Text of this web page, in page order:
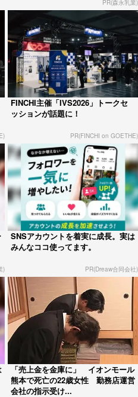
PR(森永乳業)
FINCHI主催「IVS2026」トークセ
ッションが話題に！
PR(FINCHI on GOETHE)
)
SNSアカウントを着実に成長。実は
みんなココ使ってます。
PR(Dreaw合同会社)
「売上金を金庫に」 イオンモール
熊本で死亡の22歳女性 勤務店運営
会社の指示受け...